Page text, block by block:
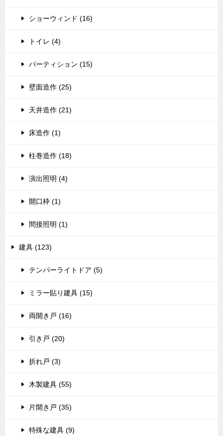
ショーウィンド (16)
トイレ (4)
パーティション (15)
壁面造作 (25)
天井造作 (21)
床造作 (1)
柱巻造作 (18)
演出照明 (4)
開口枠 (1)
間接照明 (1)
建具 (123)
テンパーライトドア (5)
ミラー貼り建具 (15)
両開き戸 (16)
引き戸 (20)
折れ戸 (3)
木製建具 (55)
片開き戸 (35)
特殊な建具 (9)